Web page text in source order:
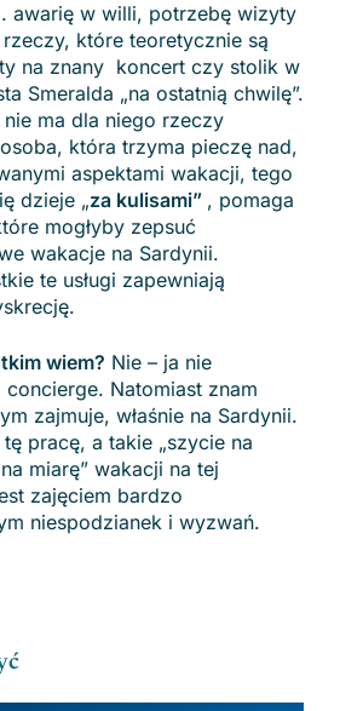
awarię w willi, potrzebę wizyty
rzeczy, które teoretycznie są
na znany koncert czy stolik w
Smeralda „na ostatnią chwilę”.
nie ma dla niego rzeczy
która trzyma pieczę nad,
aspektami wakacji, tego
dzieje „za kulisami” , pomaga
mogłyby zepsuć
wakacje na Sardynii.
te usługi zapewniają
wiem? Nie – ja nie
concierge. Natomiast znam
zajmuje, właśnie na Sardynii.
pracę, a takie „szycie na
miarę” wakacji na tej
zajęciem bardzo
niespodzianek i wyzwań.